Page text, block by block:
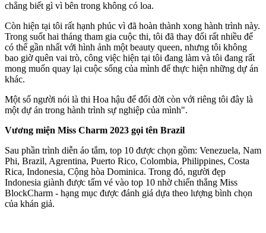
chẳng biết gì vì bên trong không có loa.
Còn hiện tại tôi rất hạnh phúc vì đã hoàn thành xong hành trình này.
Trong suốt hai tháng tham gia cuộc thi, tôi đã thay đổi rất nhiều để
có thể gần nhất với hình ảnh một beauty queen, nhưng tôi không
bao giờ quên vai trò, công việc hiện tại tôi đang làm và tôi đang rất
mong muốn quay lại cuộc sống của mình để thực hiện những dự án
khác.
Một số người nói là thi Hoa hậu để đổi đời còn với riêng tôi đây là
một dự án trong hành trình sự nghiệp của mình".
Vương miện Miss Charm 2023 gọi tên Brazil
Sau phần trình diễn áo tắm, top 10 được chọn gồm: Venezuela, Nam
Phi, Brazil, Agrentina, Puerto Rico, Colombia, Philippines, Costa
Rica, Indonesia, Cộng hòa Dominica. Trong đó, người đẹp
Indonesia giành được tấm vé vào top 10 nhờ chiến thắng Miss
BlockCharm - hạng mục được đánh giá dựa theo lượng bình chọn
của khán giả.